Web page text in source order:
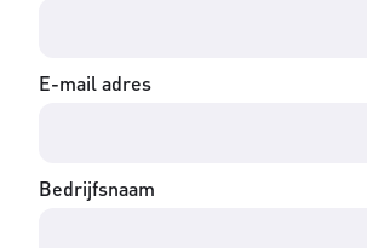
E-mail adres
Bedrijfsnaam